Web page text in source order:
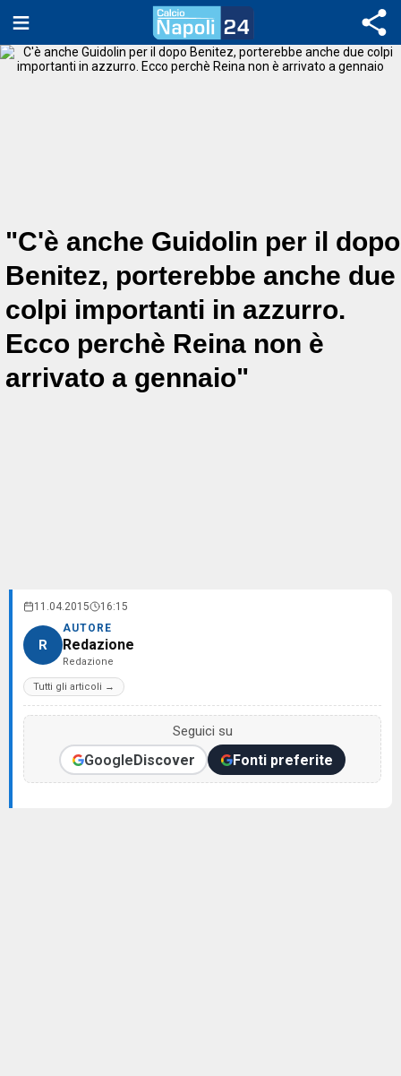
"C'è anche Guidolin per il dopo
Benitez, porterebbe anche due
colpi importanti in azzurro.
Ecco perchè Reina non è
arrivato a gennaio"
11.04.2015 16:15
R
AUTORE
Redazione
Redazione
Tutti gli articoli →
Seguici su
GoogleDiscover Fonti preferite